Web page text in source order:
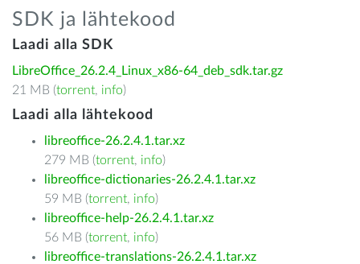
SDK ja lähtekood
Laadi alla SDK
LibreOffice_26.2.4_Linux_x86-64_deb_sdk.tar.gz
21 MB (torrent, info)
Laadi alla lähtekood
libreoffice-26.2.4.1.tar.xz
279 MB (torrent, info)
libreoffice-dictionaries-26.2.4.1.tar.xz
59 MB (torrent, info)
libreoffice-help-26.2.4.1.tar.xz
56 MB (torrent, info)
libreoffice-translations-26.2.4.1.tar.xz